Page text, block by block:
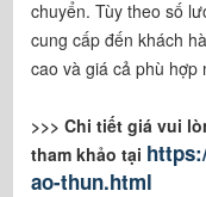
chuyển. Tùy theo số
cung cấp đến khách
cao và giá cả phù hợp
>>> Chi tiết giá vui
tham khảo tại
ao-thun.html